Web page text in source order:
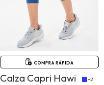
COMPRA RÁPIDA
Calza Capri Hawi +2